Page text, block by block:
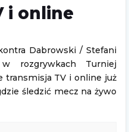
i online
Dabrowski / Stefani
rozgrywkach Turniej
transmisja TV i online już
śledzić mecz na żywo